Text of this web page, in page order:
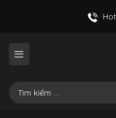
Tìm
kiếm: